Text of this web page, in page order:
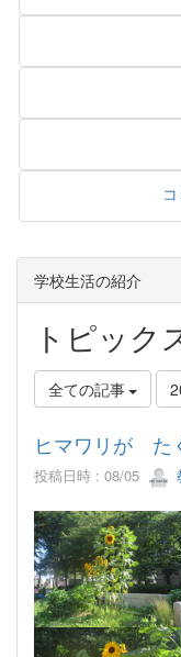
学校生活の紹介
トピック
全ての記事
ヒマワリが た
投稿日時 : 08/05